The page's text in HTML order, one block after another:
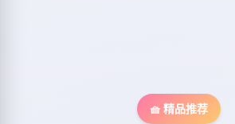
🧺 精品推荐